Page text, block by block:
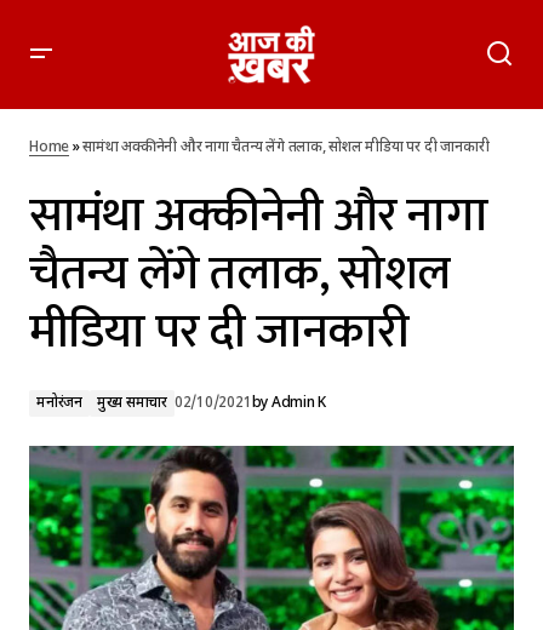
जानकारी
Home»सामंथा अक्कीनेनी और नागा चैतन्य लेंगे तलाक, सोशल मीडिया पर दी जानकारी
सामंथा अक्कीनेनी और नागा
चैतन्य लेंगे तलाक, सोशल
मीडिया पर दी जानकारी
मनोरंजन मुख्य समाचार 02/10/2021byAdmin K